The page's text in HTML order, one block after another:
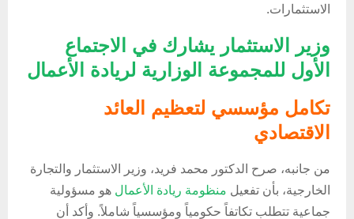
الاستثمارات.
وزير الاستثمار يشارك في الاجتماع
الأول للمجموعة الوزارية لريادة الأعمال
تكامل مؤسسي لتعظيم العائد
الاقتصادي
من جانبه، صرح الدكتور محمد فريد، وزير الاستثمار والتجارة
الخارجية، بأن تفعيل منظومة ريادة الأعمال هو مسؤولية
جماعية تتطلب تكاتفاً حكومياً ومؤسسياً شاملاً. وأكد أن